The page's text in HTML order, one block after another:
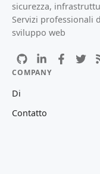
sicurezza,
Servizi professionali
sviluppo web
COMPANY
Di
Contatto